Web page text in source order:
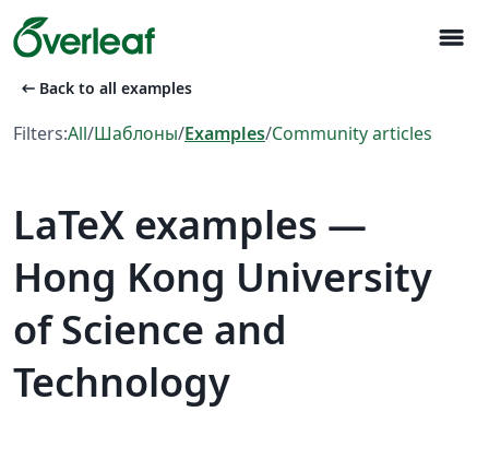
menu
arrow_left_alt Back to all examples
Filters:All/Шаблоны/Examples/Community articles
LaTeX examples —
Hong Kong University
of Science and
Technology